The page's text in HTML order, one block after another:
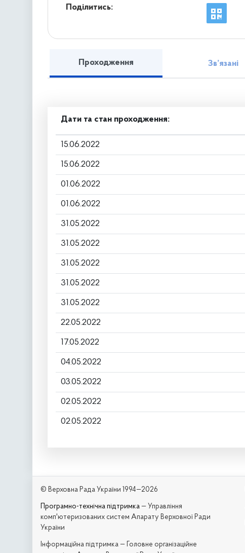
Поділитись:
Проходження Зв’язані
Дати та стан проходження:
15.06.2022
15.06.2022
01.06.2022
01.06.2022
31.05.2022
31.05.2022
31.05.2022
31.05.2022
31.05.2022
22.05.2022
17.05.2022
04.05.2022
03.05.2022
02.05.2022
02.05.2022
© Верховна Рада України 1994—2026
Програмно-технічна підтримка — Управління
комп'ютеризованих систем Апарату Верховної Ради
України
Iнформаційна підтримка — Головне організаційне